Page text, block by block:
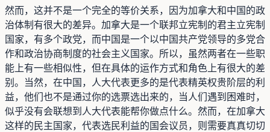
然而，这并不是一个完全的等价关系，因为加拿大和中国的政
治体制有很大的差异。加拿大是一个联邦立宪制的君主立宪制
国家，有多个政党，而中国是一个以中国共产党领导的多党合
作和政治协商制度的社会主义国家。所以，虽然两者在一些职
能上有一些相似性，但在具体的运作方式和角色上有很大的差
别。当然，在中国，人大代表更多的是代表精英权贵阶层的利
益，他们也不是通过你的选票选出来的，当人们遇到困难时，
似乎没有会联想到人大代表能帮你做点什么。然而，在加拿大
这样的民主国家，代表选民利益的国会议员，则需要真真切切